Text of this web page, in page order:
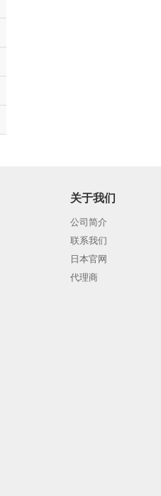
关于我们
公司简介
联系我们
日本官网
代理商